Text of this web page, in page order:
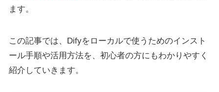
ます。
この記事では、Difyをローカルで使うためのインスト
ール手順や活用方法を、初心者の方にもわかりやすく
紹介していきます。